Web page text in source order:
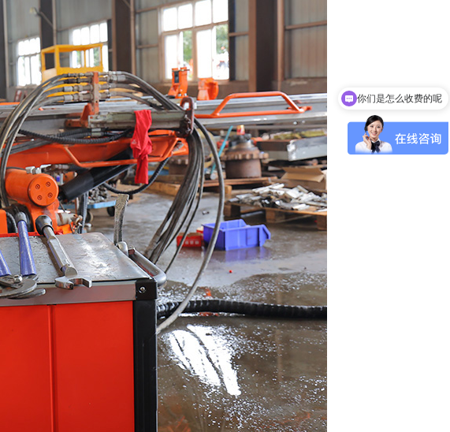
你们公司在哪里